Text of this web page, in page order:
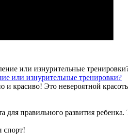
или изнурительные тренировки?
и красиво! Это невероятной
правильного развития